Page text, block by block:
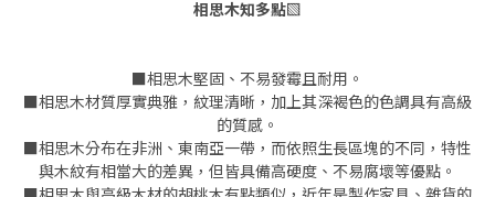
相思木知多點▧
■相思木堅固、不易發霉且耐用。
■相思木材質厚實典雅，紋理清晰，加上其深褐色的色調具有高級
的質感。
■相思木分布在非洲、東南亞一帶，而依照生長區塊的不同，特性
與木紋有相當大的差異，但皆具備高硬度、不易腐壞等優點。